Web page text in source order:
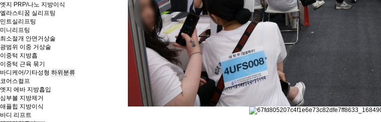
엣지 PRP/나노 지방이식
엘라스티꿈 실리프팅
민트실리프팅
미니리프팅
최소절개 안면거상술
광범위 이중 거상술
이중턱 지방흡
이중턱 근육 묶기
바디케어/기타성형 하위분류
코어스컬프
엣지 에바 지방흡입
심부볼 지방제거
애플힙 지방이식
바디 리프트